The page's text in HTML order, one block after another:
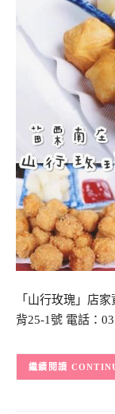
「山行玫瑰」店
背25-1號 電話：